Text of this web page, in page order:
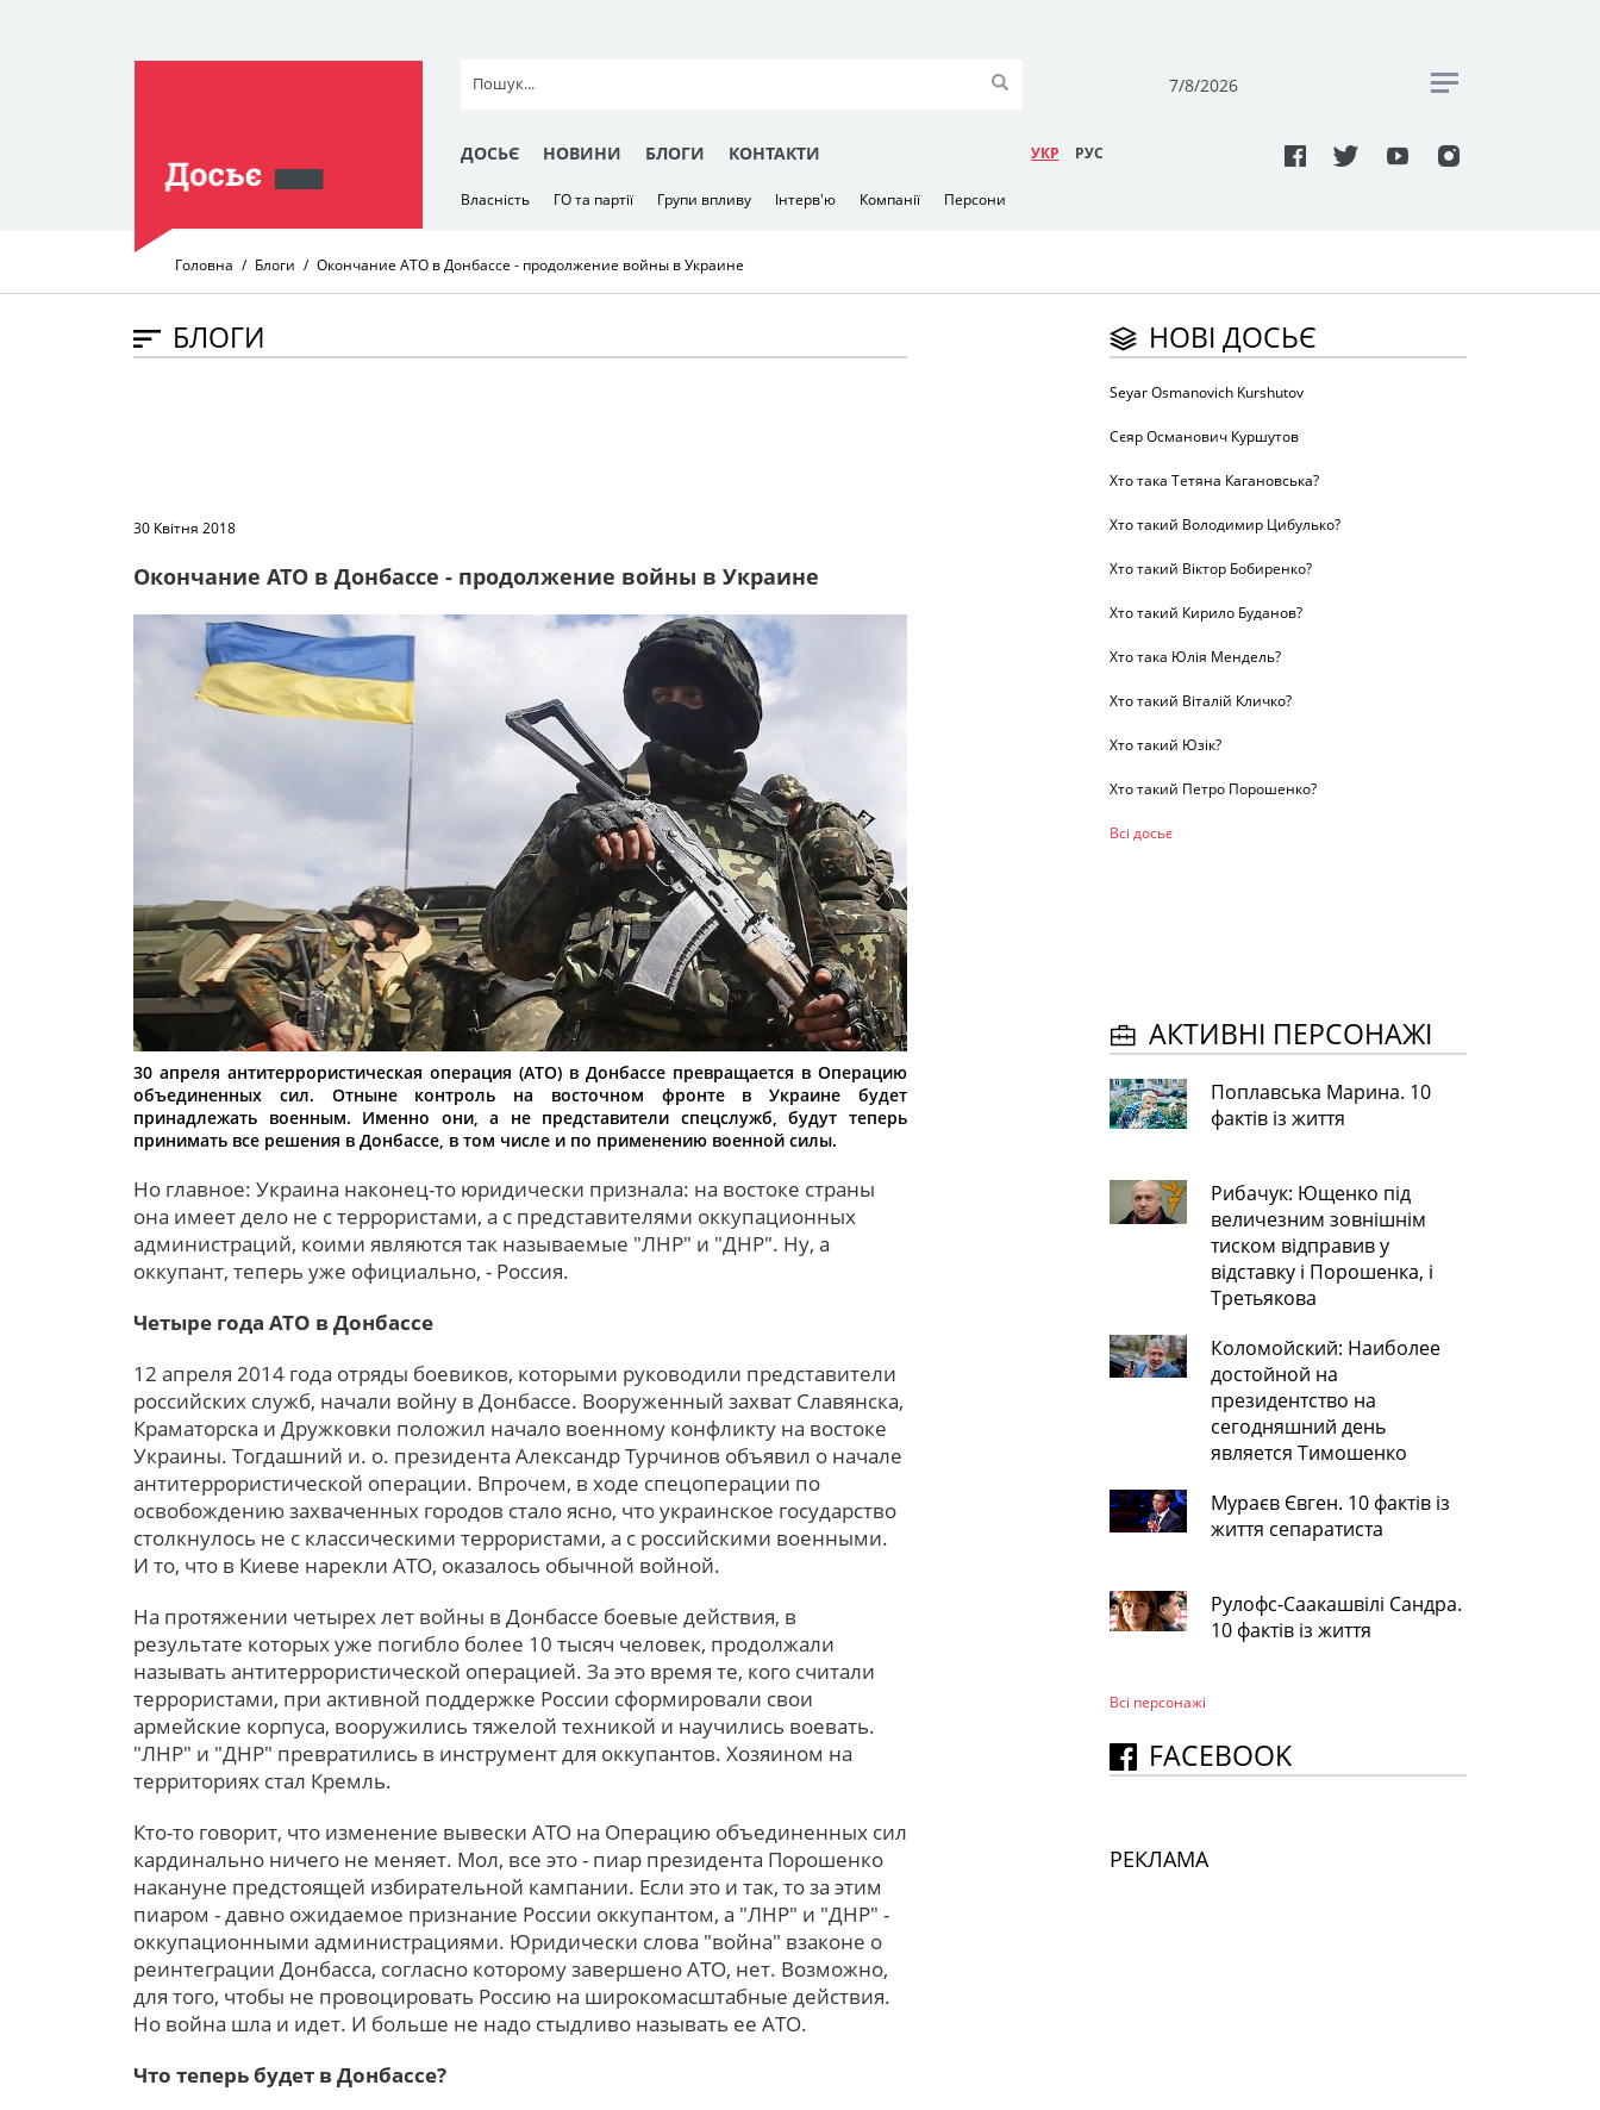
7/8/2026
ДОСЬЄ НОВИНИ БЛОГИ КОНТАКТИ УКР РУC
Власність ГО та партії Групи впливу Інтерв'ю Компанії Персони
Головна Блоги Окончание АТО в Донбассе - продолжение войны в Украине
БЛОГИ
30 Квітня 2018
Окончание АТО в Донбассе - продолжение войны в Украине
30 апреля антитеррористическая операция (АТО) в Донбассе превращается в Операцию
объединенных сил. Отныне контроль на восточном фронте в Украине будет
принадлежать военным. Именно они, а не представители спецслужб, будут теперь
принимать все решения в Донбассе, в том числе и по применению военной силы.
Но главное: Украина наконец-то юридически признала: на востоке страны
она имеет дело не с террористами, а с представителями оккупационных
администраций, коими являются так называемые "ЛНР" и "ДНР". Ну, а
оккупант, теперь уже официально, - Россия.
Четыре года АТО в Донбассе
12 апреля 2014 года отряды боевиков, которыми руководили представители
российских служб, начали войну в Донбассе. Вооруженный захват Славянска,
Краматорска и Дружковки положил начало военному конфликту на востоке
Украины. Тогдашний и. о. президента Александр Турчинов объявил о начале
антитеррористической операции. Впрочем, в ходе спецоперации по
освобождению захваченных городов стало ясно, что украинское государство
столкнулось не с классическими террористами, а с российскими военными.
И то, что в Киеве нарекли АТО, оказалось обычной войной.
На протяжении четырех лет войны в Донбассе боевые действия, в
результате которых уже погибло более 10 тысяч человек, продолжали
называть антитеррористической операцией. За это время те, кого считали
террористами, при активной поддержке России сформировали свои
армейские корпуса, вооружились тяжелой техникой и научились воевать.
"ЛНР" и "ДНР" превратились в инструмент для оккупантов. Хозяином на
территориях стал Кремль.
Кто-то говорит, что изменение вывески АТО на Операцию объединенных сил
кардинально ничего не меняет. Мол, все это - пиар президента Порошенко
накануне предстоящей избирательной кампании. Если это и так, то за этим
пиаром - давно ожидаемое признание России оккупантом, а "ЛНР" и "ДНР" -
оккупационными администрациями. Юридически слова "война" взаконе о
реинтеграции Донбасса, согласно которому завершено АТО, нет. Возможно,
для того, чтобы не провоцировать Россию на широкомасштабные действия.
Но война шла и идет. И больше не надо стыдливо называть ее АТО.
Что теперь будет в Донбассе?
НОВІ ДОСЬЄ
Seyar Osmanovich Kurshutov
Сєяр Османович Куршутов
Хто така Тетяна Кагановська?
Хто такий Володимир Цибулько?
Хто такий Віктор Бобиренко?
Хто такий Кирило Буданов?
Хто така Юлія Мендель?
Хто такий Віталій Кличко?
Хто такий Юзік?
Хто такий Петро Порошенко?
Всі досьє
АКТИВНІ ПЕРСОНАЖІ
Поплавська Марина. 10
фактів із життя
Рибачук: Ющенко під
величезним зовнішнім
тиском відправив у
відставку і Порошенка, і
Третьякова
Коломойский: Наиболее
достойной на
президентство на
сегодняшний день
является Тимошенко
Мураєв Євген. 10 фактів із
життя сепаратиста
Рулофс-Саакашвілі Сандра.
10 фактів із життя
Всі персонажi
FACEBOOK
РЕКЛАМА